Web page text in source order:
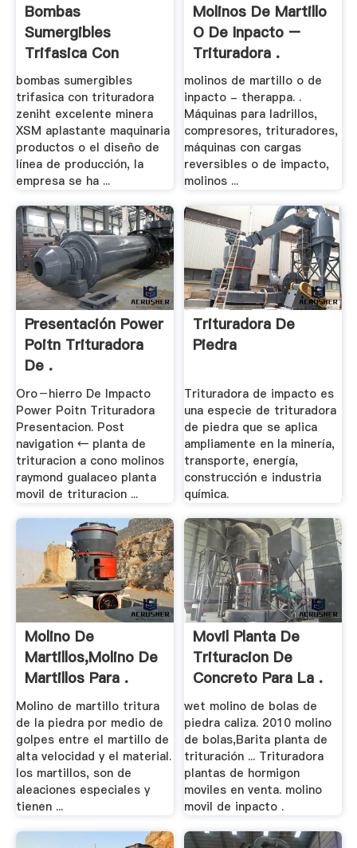
Bombas
Sumergibles
Trifasica Con
Trituradora Zeniht
bombas sumergibles
trifasica con trituradora
zeniht excelente minera
XSM aplastante maquinaria
productos o el diseño de
línea de producción, la
empresa se ha ...
Molinos De Martillo
O De Inpacto –
Trituradora .
molinos de martillo o de
inpacto - therappa. .
Máquinas para ladrillos,
compresores, trituradores,
máquinas con cargas
reversibles o de impacto,
molinos ...
Presentación Power
Poitn Trituradora
De .
Oro－hierro De Impacto
Power Poitn Trituradora
Presentacion. Post
navigation ← planta de
trituracion a cono molinos
raymond gualaceo planta
movil de trituracion ...
Trituradora De
Piedra
Trituradora de impacto es
una especie de trituradora
de piedra que se aplica
ampliamente en la minería,
transporte, energía,
construcción e industria
química.
Molino De
Martillos,Molino De
Martillos Para .
Molino de martillo tritura
de la piedra por medio de
golpes entre el martillo de
alta velocidad y el material.
los martillos, son de
aleaciones especiales y
tienen ...
Movil Planta De
Trituracion De
Concreto Para La .
wet molino de bolas de
piedra caliza. 2010 molino
de bolas,Barita planta de
trituración ... Trituradora
plantas de hormigon
moviles en venta. molino
movil de inpacto .